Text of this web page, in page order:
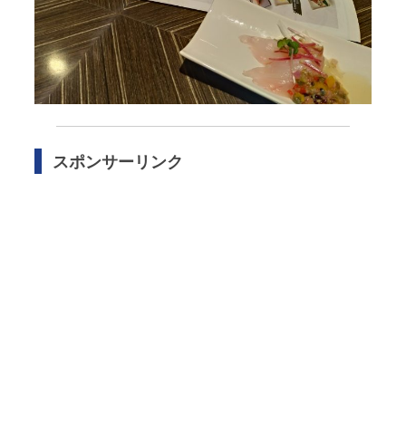
スポンサーリンク